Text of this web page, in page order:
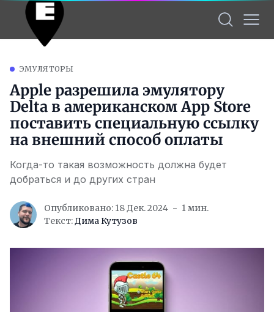
ЭМУЛЯТОРЫ
Apple разрешила эмулятору
Delta в американском App Store
поставить специальную ссылку
на внешний способ оплаты
Когда-то такая возможность должна будет
добраться и до других стран
Опубликовано: 18 Дек. 2024
1 мин.
Текст:Дима Кутузов